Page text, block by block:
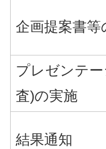
企画提案書等
プレゼンテ
査)の実施
結果通知